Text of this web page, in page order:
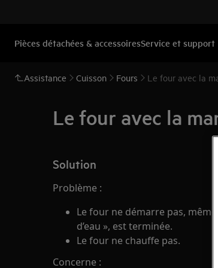
Pièces détachées & accessoiresService et support
Assistance Cuisson Fours Le four avec la
Le four avec la
Solution
Problème :
Le four ne démarre pas,
d’eau », est terminée.
Le four ne chauffe pas.
Concerne :